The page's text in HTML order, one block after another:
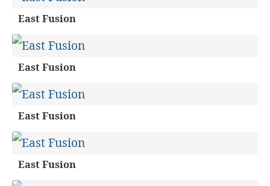
East Fusion
East Fusion
East Fusion
East Fusion